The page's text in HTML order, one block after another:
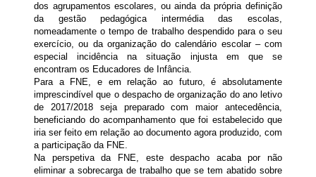
dos agrupamentos escolares, ou ainda da própria definição
da gestão pedagógica intermédia das escolas,
nomeadamente o tempo de trabalho despendido para o seu
exercício, ou da organização do calendário escolar – com
especial incidência na situação injusta em que se
encontram os Educadores de Infância.
Para a FNE, e em relação ao futuro, é absolutamente
imprescindível que o despacho de organização do ano letivo
de 2017/2018 seja preparado com maior antecedência,
beneficiando do acompanhamento que foi estabelecido que
iria ser feito em relação ao documento agora produzido, com
a participação da FNE.
Na perspetiva da FNE, este despacho acaba por não
eliminar a sobrecarga de trabalho que se tem abatido sobre